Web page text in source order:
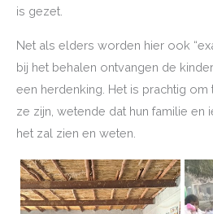
is gezet.
Net als elders worden hier ook
bij het behalen ontvangen de
een herdenking. Het is prachtig
ze zijn, wetende dat hun familie en
het zal zien en weten.